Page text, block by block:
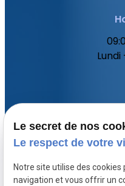
Le secret de nos
Le respect de votre
Notre site utilise des
navigation et vous offrir un